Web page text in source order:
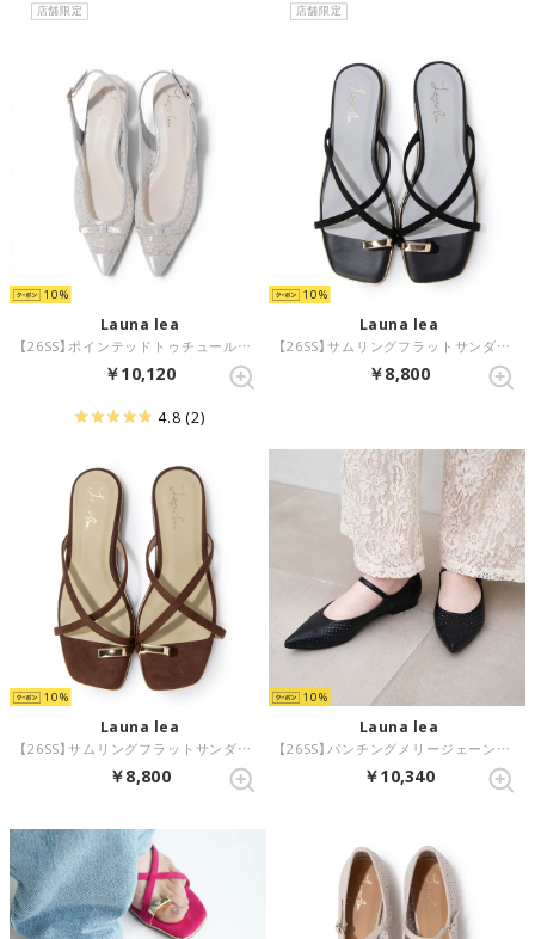
店舗限定 店舗限定
10
Launa lea
【26SS】ポインテッドトゥチュールバックベルトパンプス(0621) （シルバーZ/C）
￥10,120
4.8 (2)
10
Launa lea
【26SS】サムリングフラットサンダル(0632) （ブラックS/C）
￥8,800
10
Launa lea
【26SS】サムリングフラットサンダル(0632) （ブラウンS/C）
￥8,800
10
Launa lea
【26SS】パンチングメリージェーンフラットパンプス(0631) （ブラック）
￥10,340